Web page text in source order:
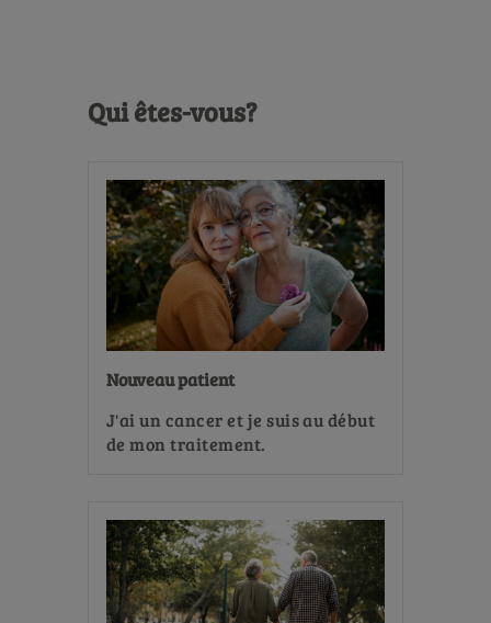
Qui êtes-vous?
Nouveau patient
J'ai un cancer et je suis au début
de mon traitement.